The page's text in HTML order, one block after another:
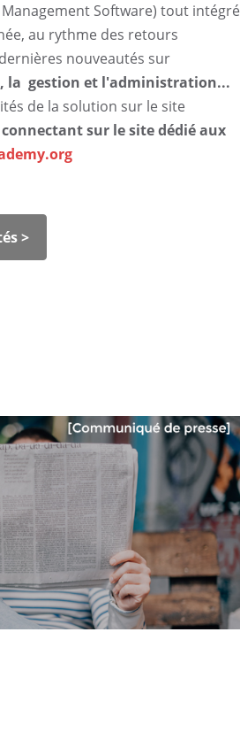
Software) tout intégré
au rythme des retours
nouveautés sur
la gestion et l'administration...
de la solution sur le site
sur le site dédié aux
>